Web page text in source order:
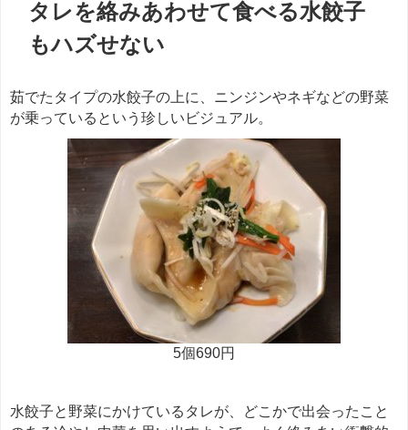
タレを絡みあわせて食べる水餃子
もハズせない
茹でたタイプの水餃子の上に、ニンジンやネギなどの野菜
が乗っているという珍しいビジュアル。
5個690円
水餃子と野菜にかけているタレが、どこかで出会ったこと